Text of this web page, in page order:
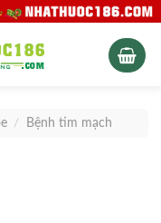
/ Bệnh tim mạch